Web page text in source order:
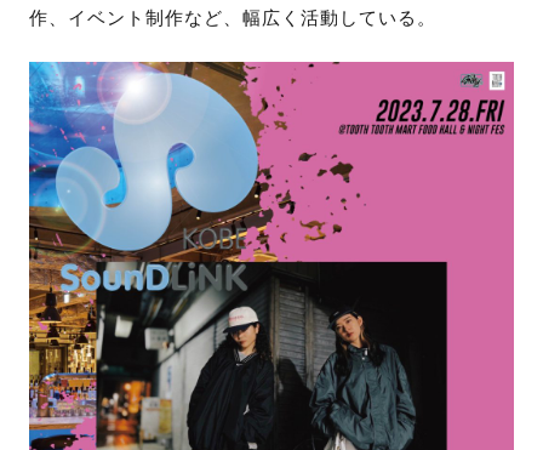
作、イベント制作など、幅広く活動している。